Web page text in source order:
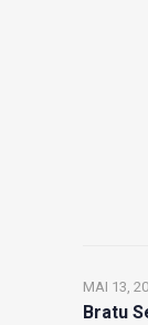
Bratu
MAI 13,